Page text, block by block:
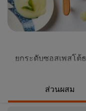
ยกระดับซอสเพสโต้
ส่วนผสม